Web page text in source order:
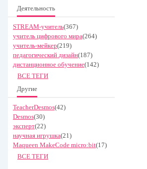
Деятельность
STREAM-учитель(367)
учитель цифрового мира(264)
учитель-мейкер(219)
педагогический дизайн(187)
дистанционное обучение(142)
ВСЕ ТЕГИ
Другие
TeacherDesmos(42)
Desmos(30)
эксперт(22)
научная игрушка(21)
Maqueen MakeCode micro:bit(17)
ВСЕ ТЕГИ